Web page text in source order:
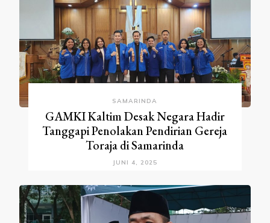
SAMARINDA
GAMKI Kaltim Desak Negara Hadir
Tanggapi Penolakan Pendirian Gereja
Toraja di Samarinda
JUNI 4, 2025